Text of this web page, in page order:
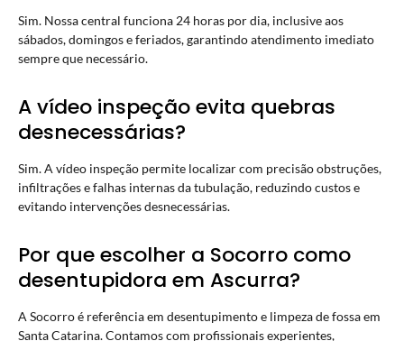
Sim. Nossa central funciona 24 horas por dia, inclusive aos
sábados, domingos e feriados, garantindo atendimento imediato
sempre que necessário.
A vídeo inspeção evita quebras
desnecessárias?
Sim. A vídeo inspeção permite localizar com precisão obstruções,
infiltrações e falhas internas da tubulação, reduzindo custos e
evitando intervenções desnecessárias.
Por que escolher a Socorro como
desentupidora em Ascurra?
A Socorro é referência em desentupimento e limpeza de fossa em
Santa Catarina. Contamos com profissionais experientes,